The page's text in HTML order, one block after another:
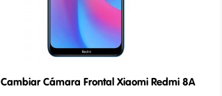
Cambiar Cámara Frontal Xiaomi Redmi 8A